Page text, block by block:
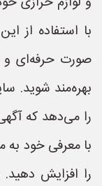
با استفاده از
صورت حرفه‌ای و
بهره‌مند شوید.
را می‌دهد که
با معرفی خود به
را افزایش